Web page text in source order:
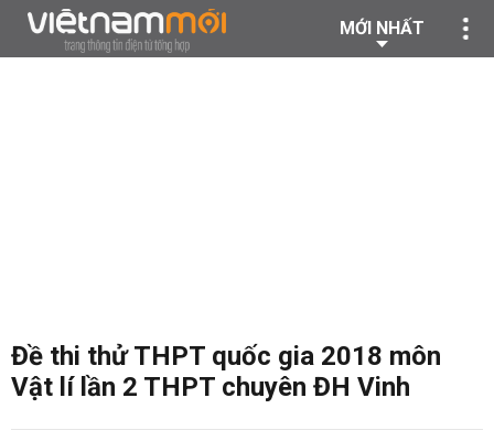
MỚI NHẤT
Đề thi thử THPT quốc gia 2018 môn
Vật lí lần 2 THPT chuyên ĐH Vinh